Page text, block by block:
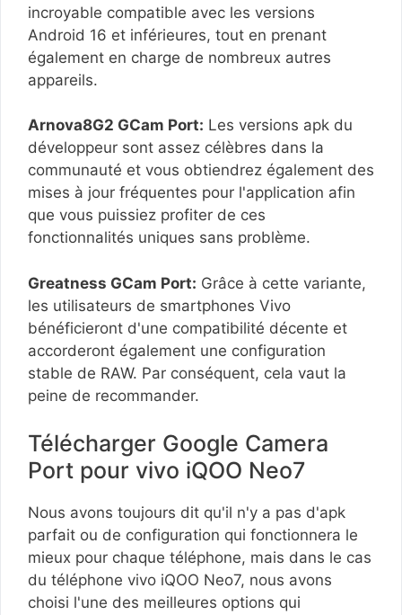
incroyable compatible avec les versions
Android 16 et inférieures, tout en prenant
également en charge de nombreux autres
appareils.
Arnova8G2 GCam Port: Les versions apk du
développeur sont assez célèbres dans la
communauté et vous obtiendrez également des
mises à jour fréquentes pour l'application afin
que vous puissiez profiter de ces
fonctionnalités uniques sans problème.
Greatness GCam Port: Grâce à cette variante,
les utilisateurs de smartphones Vivo
bénéficieront d'une compatibilité décente et
accorderont également une configuration
stable de RAW. Par conséquent, cela vaut la
peine de recommander.
Télécharger Google Camera
Port pour vivo iQOO Neo7
Nous avons toujours dit qu'il n'y a pas d'apk
parfait ou de configuration qui fonctionnera le
mieux pour chaque téléphone, mais dans le cas
du téléphone vivo iQOO Neo7, nous avons
choisi l'une des meilleures options qui